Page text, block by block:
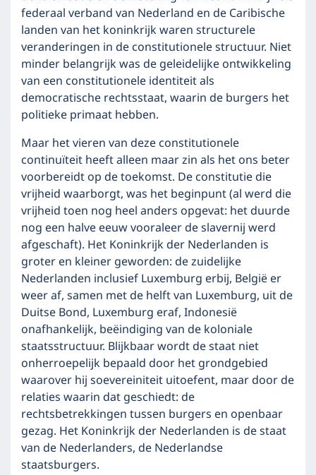
federaal verband van Nederland en de Caribische
landen van het koninkrijk waren structurele
veranderingen in de constitutionele structuur. Niet
minder belangrijk was de geleidelijke ontwikkeling
van een constitutionele identiteit als
democratische rechtsstaat, waarin de burgers het
politieke primaat hebben.
Maar het vieren van deze constitutionele
continuïteit heeft alleen maar zin als het ons beter
voorbereidt op de toekomst. De constitutie die
vrijheid waarborgt, was het beginpunt (al werd die
vrijheid toen nog heel anders opgevat: het duurde
nog een halve eeuw vooraleer de slavernij werd
afgeschaft). Het Koninkrijk der Nederlanden is
groter en kleiner geworden: de zuidelijke
Nederlanden inclusief Luxemburg erbij, België er
weer af, samen met de helft van Luxemburg, uit de
Duitse Bond, Luxemburg eraf, Indonesië
onafhankelijk, beëindiging van de koloniale
staatsstructuur. Blijkbaar wordt de staat niet
onherroepelijk bepaald door het grondgebied
waarover hij soevereiniteit uitoefent, maar door de
relaties waarin dat geschiedt: de
rechtsbetrekkingen tussen burgers en openbaar
gezag. Het Koninkrijk der Nederlanden is de staat
van de Nederlanders, de Nederlandse
staatsburgers.